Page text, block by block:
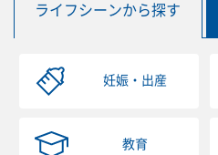
ライフシーンから探す
妊娠・出産
教育